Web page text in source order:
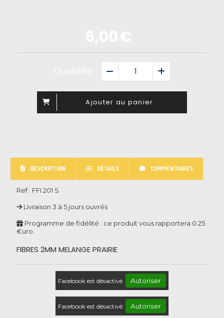
Ajouter au panier
DESCRIPTION DÉTAILS COMMENTAIRES
Ref : FFI 201 S
Livraison 3 à 5 jours ouvrés
Programme de fidélité : ce produit vous rapportera 0.25
€uro.
FIBRES 2MM MELANGE PRAIRIE
Facebook est désactivé. Autoriser
Facebook est désactivé. Autoriser